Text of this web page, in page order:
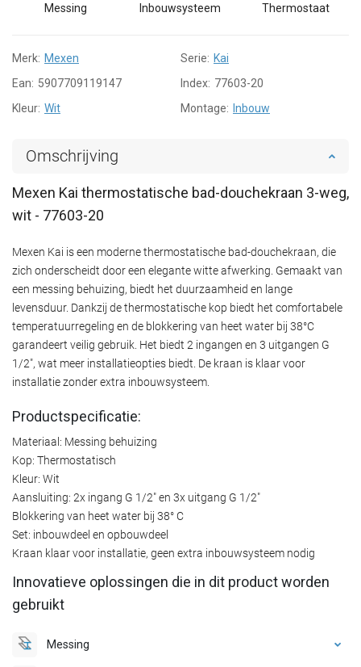
Messing Inbouwsysteem Thermostaat
Merk: Mexen Serie: Kai
Ean: 5907709119147 Index: 77603-20
Kleur: Wit Montage: Inbouw
Omschrijving
Mexen Kai thermostatische bad-douchekraan 3-weg,
wit - 77603-20
Mexen Kai is een moderne thermostatische bad-douchekraan, die
zich onderscheidt door een elegante witte afwerking. Gemaakt van
een messing behuizing, biedt het duurzaamheid en lange
levensduur. Dankzij de thermostatische kop biedt het comfortabele
temperatuurregeling en de blokkering van heet water bij 38°C
garandeert veilig gebruik. Het biedt 2 ingangen en 3 uitgangen G
1/2", wat meer installatieopties biedt. De kraan is klaar voor
installatie zonder extra inbouwsysteem.
Productspecificatie:
Materiaal: Messing behuizing
Kop: Thermostatisch
Kleur: Wit
Aansluiting: 2x ingang G 1/2" en 3x uitgang G 1/2"
Blokkering van heet water bij 38° C
Set: inbouwdeel en opbouwdeel
Kraan klaar voor installatie, geen extra inbouwsysteem nodig
Innovatieve oplossingen die in dit product worden
gebruikt
Messing